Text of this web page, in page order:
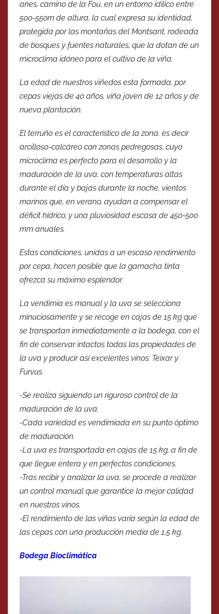
anes, camino de la Fou, en un entorno idílico entre
500-550m de altura, la cual expresa su identidad,
protegida por las montañas del Montsant, rodeada
de bosques y fuentes naturales, que la dotan de un
microclima idóneo para el cultivo de la viña.
La edad de nuestros viñedos esta formada, por
cepas viejas de 40 años, viña joven de 12 años y de
nueva plantación.
El terruño es el característico de la zona, es decir
arcilloso-calcáreo con zonas pedregosas, cuyo
microclima es perfecto para el desarrollo y la
maduración de la uva, con temperaturas altas
durante el día y bajas durante la noche, vientos
marinos que, en verano, ayudan a compensar el
déficit hídrico, y una pluviosidad escasa de 450-500
mm anuales.
Estas condiciones, unidas a un escaso rendimiento
por cepa, hacen posible que la garnacha tinta
ofrezca su máximo esplendor.
La vendimia es manual y la uva se selecciona
minuciosamente y se recoge en cajas de 15 kg que
se transportan inmediatamente a la bodega, con el
fin de conservar intactos todas las propiedades de
la uva y producir así excelentes vinos: Teixar y
Furvus.
-Se realiza siguiendo un riguroso control de la
maduración de la uva.
-Cada variedad es vendimiada en su punto óptimo
de maduración.
-La uva es transportada en cajas de 15 kg, a fin de
que llegue entera y en perfectos condiciones.
-Tras recibir y analizar la uva, se procede a realizar
un control manual que garantice la mejor calidad
en nuestros vinos.
-El rendimiento de las viñas varía según la edad de
las cepas con una producción media de 1,5 kg.
Bodega Bioclimática